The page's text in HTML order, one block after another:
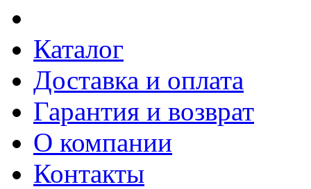
Каталог
Доставка и оплата
Гарантия и возврат
О компании
Контакты